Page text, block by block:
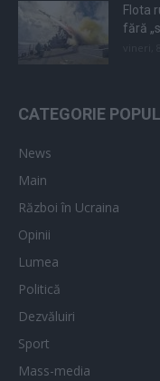
Flota
fără
CATEGORIE
News
Main
Război în Ucraina
Opinii
Lumea
Politică
Dezvăluiri
Sport
Mass-media